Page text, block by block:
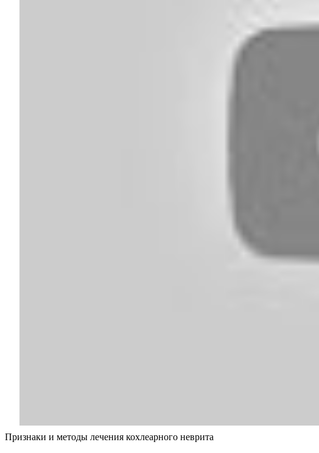
Признаки и методы лечения кохлеарного неврита